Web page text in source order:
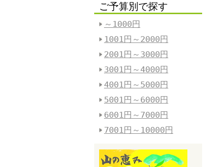
ご予算別で探す
～1000円
1001円～2000円
2001円～3000円
3001円～4000円
4001円～5000円
5001円～6000円
6001円～7000円
7001円～10000円